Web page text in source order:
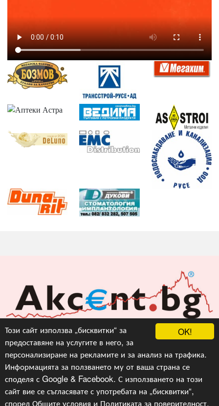
OK!
Този сайт използва „бисквитки“ за
предоставяне на услугите в него, за
персонализиране на рекламите и за анализ на трафика.
Информацията за ползването му от ваша страна се
споделя с Google & Facebook. С използването на този
сайт вие се съгласявате с употребата на „бисквитки“,
според Общите условия и Политиката за поверителност.
Акцент БГ ЕООД
info@akcent.bg
Facebook
Copyright © 2010, 2016, 2018-2022, 2023, v.3.0,
Акцент